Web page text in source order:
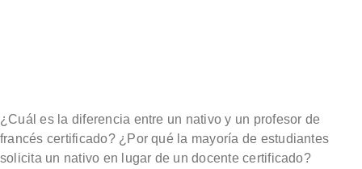
¿Cuál es la diferencia entre un nativo y un profesor de
francés certificado? ¿Por qué la mayoría de estudiantes
solicita un nativo en lugar de un docente certificado?